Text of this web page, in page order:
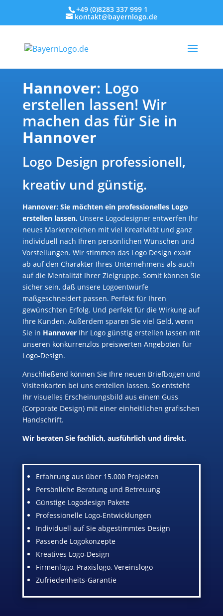
+49 (0)8283 337 999 1
kontakt@bayernlogo.de
Hannover: Logo
erstellen lassen! Wir
machen das für Sie in
Hannover
Logo Design professionell,
kreativ und günstig.
Hannover: Sie möchten ein professionelles Logo
erstellen lassen.Unsere Logodesigner entwerfen Ihr
neues Markenzeichen mit viel Kreativität und ganz
individuell nach Ihren persönlichen Wünschen und
Vorstellungen. Wir stimmen das Logo Design exakt
ab auf den Charakter Ihres Unternehmens als auch
auf die Mentalität Ihrer Zielgruppe. Somit können Sie
sicher sein, daß unsere Logoentwürfe
maßgeschneidert passen. Perfekt für Ihren
gewünschten Erfolg. Und perfekt für die Wirkung auf
Ihre Kunden. Außerdem sparen Sie viel Geld, wenn
Sie in HannoverIhr Logo günstig erstellen lassen mit
unseren konkurrenzlos preiswerten Angeboten für
Logo-Design.
Anschließend können Sie Ihre neuen Briefbogen und
Visitenkarten bei uns erstellen lassen. So entsteht
Ihr visuelles Erscheinungsbild aus einem Guss
(Corporate Design) mit einer einheitlichen grafischen
Handschrift.
Wir beraten Sie fachlich, ausführlich und direkt.
Erfahrung aus über 15.000 Projekten
Persönliche Beratung und Betreuung
Günstige Logodesign Pakete
Professionelle Logo-Entwicklungen
Individuell auf Sie abgestimmtes Design
Passende Logokonzepte
Kreatives Logo-Design
Firmenlogo, Praxislogo, Vereinslogo
Zufriedenheits-Garantie